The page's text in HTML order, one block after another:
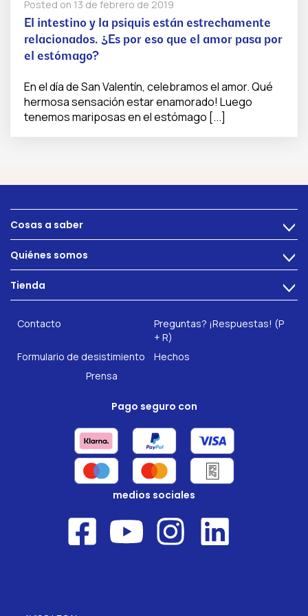
Posted on 13 de febrero de 2019
El intestino y la psiquis están estrechamente
relacionados. ¿Es por eso que el amor pasa por
el estómago?
En el día de San Valentín, celebramos el amor. Qué
hermosa sensación estar enamorado! Luego
tenemos mariposas en el estómago [...]
Cosas a saber >
Alimentacion
Problemas intestinales
Salud intestinal
Quiénes somos >
Tecnología
Tienda >
INTEST.pro
Nuestros complementos alimenticios
Contacto
Preguntas? ¡Respuestas! (P
+ R)
Formulario de desistimiento
Hechos
Prensa
Pago seguro con
medios sociales